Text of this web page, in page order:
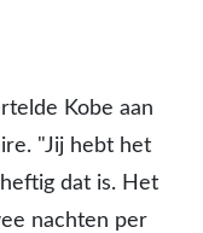
Kobe aan
"Jij hebt het
dat is. Het
nachten per